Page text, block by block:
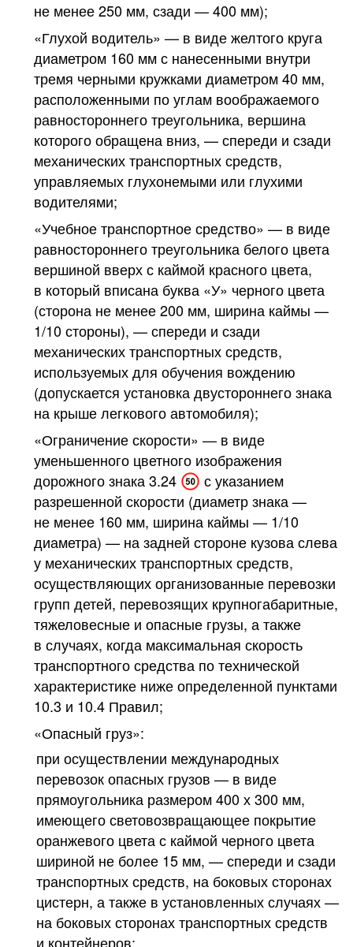
не менее 250 мм, сзади — 400 мм);
«Глухой водитель» — в виде желтого круга
диаметром 160 мм с нанесенными внутри
тремя черными кружками диаметром 40 мм,
расположенными по углам воображаемого
равностороннего треугольника, вершина
которого обращена вниз, — спереди и сзади
механических транспортных средств,
управляемых глухонемыми или глухими
водителями;
«Учебное транспортное средство» — в виде
равностороннего треугольника белого цвета
вершиной вверх с каймой красного цвета,
в который вписана буква «У» черного цвета
(сторона не менее 200 мм, ширина каймы —
1/10 стороны), — спереди и сзади
механических транспортных средств,
используемых для обучения вождению
(допускается установка двустороннего знака
на крыше легкового автомобиля);
«Ограничение скорости» — в виде
уменьшенного цветного изображения
дорожного знака3.24
с указанием
разрешенной скорости (диаметр знака —
не менее 160 мм, ширина каймы — 1/10
диаметра) — на задней стороне кузова слева
у механических транспортных средств,
осуществляющих организованные перевозки
групп детей, перевозящих крупногабаритные,
тяжеловесные и опасные грузы, а также
в случаях, когда максимальная скорость
транспортного средства по технической
характеристике ниже определенной пунктами
10.3 и 10.4 Правил;
«Опасный груз»:
при осуществлении международных
перевозок опасных грузов — в виде
прямоугольника размером 400 х 300 мм,
имеющего световозвращающее покрытие
оранжевого цвета с каймой черного цвета
шириной не более 15 мм, — спереди и сзади
транспортных средств, на боковых сторонах
цистерн, а также в установленных случаях —
на боковых сторонах транспортных средств
и контейнеров;